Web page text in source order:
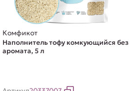
Комфикот
Наполнитель тофу комкующийся без
аромата, 5 л